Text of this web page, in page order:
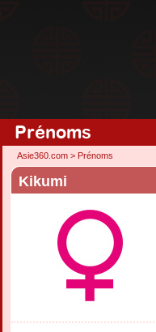
Prénoms
Asie360.com > Prénoms
Kikumi